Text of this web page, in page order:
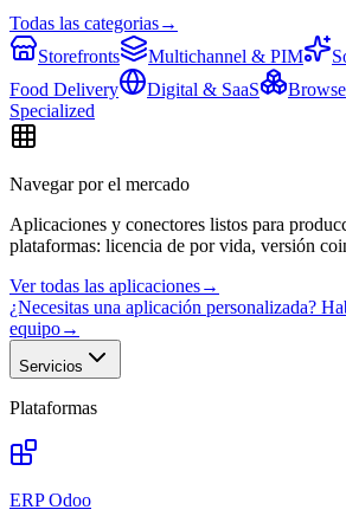
Todas las categorias→
Storefronts
Multichannel & PIM
Food Delivery
Digital & SaaS
Specialized
Navegar por el mercado
Aplicaciones y conectores listos para
plataformas: licencia de por vida, versión
Ver todas las aplicaciones→
¿Necesitas una aplicación personalizada?
equipo→
Servicios
Plataformas
ERP Odoo